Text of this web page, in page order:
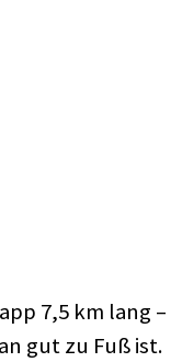
7,5 km lang –
gut zu Fuß ist.